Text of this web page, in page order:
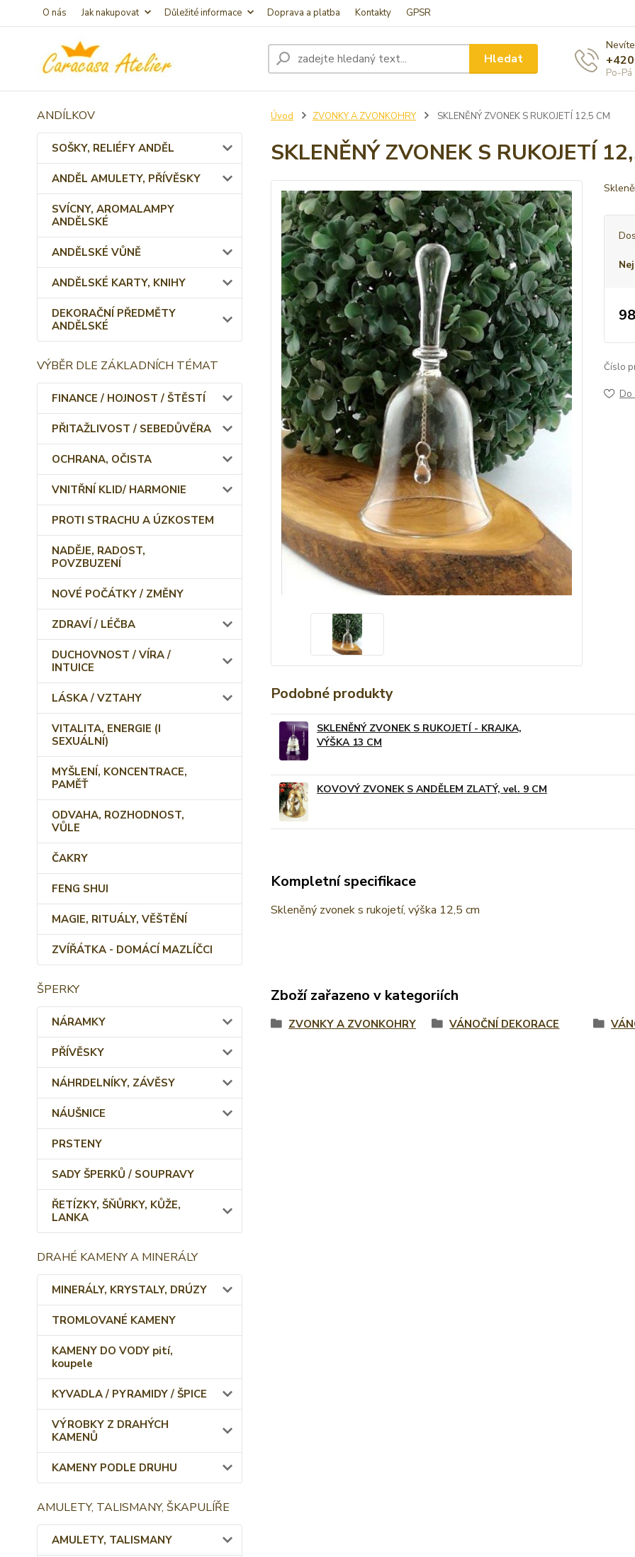
O nás Jak nakupovat Důležité informace Doprava a platba Kontakty GPSR
Hledat
Po-
ANDÍLKOV
SOŠKY, RELIÉFY ANDĚL
ANDĚL AMULETY, PŘÍVĚSKY
SVÍCNY, AROMALAMPY
ANDĚLSKÉ
ANDĚLSKÉ VŮNĚ
ANDĚLSKÉ KARTY, KNIHY
DEKORAČNÍ PŘEDMĚTY
ANDĚLSKÉ
VÝBĚR DLE ZÁKLADNÍCH TÉMAT
FINANCE / HOJNOST / ŠTĚSTÍ
PŘITAŽLIVOST / SEBEDŮVĚRA
OCHRANA, OČISTA
VNITŘNÍ KLID/ HARMONIE
PROTI STRACHU A ÚZKOSTEM
NADĚJE, RADOST,
POVZBUZENÍ
NOVÉ POČÁTKY / ZMĚNY
ZDRAVÍ / LÉČBA
DUCHOVNOST / VÍRA /
INTUICE
LÁSKA / VZTAHY
VITALITA, ENERGIE (I
SEXUÁLNÍ)
MYŠLENÍ, KONCENTRACE,
PAMĚŤ
ODVAHA, ROZHODNOST,
VŮLE
ČAKRY
FENG SHUI
MAGIE, RITUÁLY, VĚŠTĚNÍ
ZVÍŘÁTKA - DOMÁCÍ MAZLÍČCI
ŠPERKY
NÁRAMKY
PŘÍVĚSKY
NÁHRDELNÍKY, ZÁVĚSY
NÁUŠNICE
PRSTENY
SADY ŠPERKŮ / SOUPRAVY
ŘETÍZKY, ŠŇŮRKY, KŮŽE,
LANKA
DRAHÉ KAMENY A MINERÁLY
MINERÁLY, KRYSTALY, DRÚZY
TROMLOVANÉ KAMENY
KAMENY DO VODY pití,
koupele
KYVADLA / PYRAMIDY / ŠPICE
VÝROBKY Z DRAHÝCH
KAMENŮ
KAMENY PODLE DRUHU
AMULETY, TALISMANY, ŠKAPULÍŘE
AMULETY, TALISMANY
Úvod ZVONKY A ZVONKOHRY SKLENĚNÝ ZVONEK S RUKOJETÍ 12,5 CM
SKLENĚNÝ ZVONEK S RUKOJETÍ
Číslo
Do
Podobné produkty
SKLENĚNÝ ZVONEK S RUKOJETÍ - KRAJKA,
VÝŠKA 13 CM
KOVOVÝ ZVONEK S ANDĚLEM ZLATÝ, vel. 9 CM
Kompletní specifikace
Skleněný zvonek s rukojetí, výška 12,5 cm
Zboží zařazeno v kategoriích
ZVONKY A ZVONKOHRY VÁNOČNÍ DEKORACE